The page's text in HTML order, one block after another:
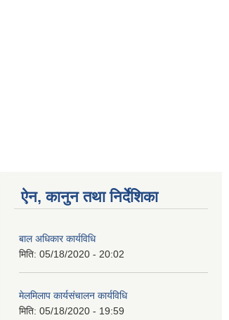
ऐन, कानुन तथा निर्देशिका
बाल अधिकार कार्यविधि
मिति: 05/18/2020 - 20:02
मेलमिलाप कार्यसंचालन कार्यविधि
मिति: 05/18/2020 - 19:59